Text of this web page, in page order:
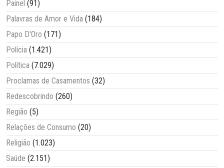
Painel (91)
Palavras de Amor e Vida (184)
Papo D'Oro (171)
Polícia (1.421)
Política (7.029)
Proclamas de Casamentos (32)
Redescobrindo (260)
Região (5)
Relações de Consumo (20)
Religião (1.023)
Saúde (2.151)